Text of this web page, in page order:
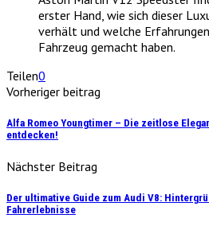
erster Hand, wie sich dieser
verhält und welche
Fahrzeug gemacht haben.
Teilen0
Vorheriger beitrag
Alfa Romeo Youngtimer – Die zeitlose
entdecken!
Nächster Beitrag
Der ultimative Guide zum Audi V8:
Fahrerlebnisse